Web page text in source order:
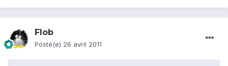
Flob
Posté(e) 26 avril 2011